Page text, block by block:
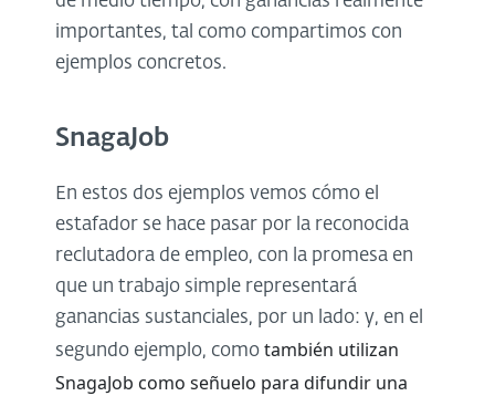
importantes, tal como compartimos con
ejemplos concretos.
SnagaJob
En estos dos ejemplos vemos cómo el
estafador se hace pasar por la reconocida
reclutadora de empleo, con la promesa en
que un trabajo simple representará
ganancias sustanciales, por un lado: y, en el
segundo ejemplo, como también utilizan
SnagaJob como señuelo para difundir una